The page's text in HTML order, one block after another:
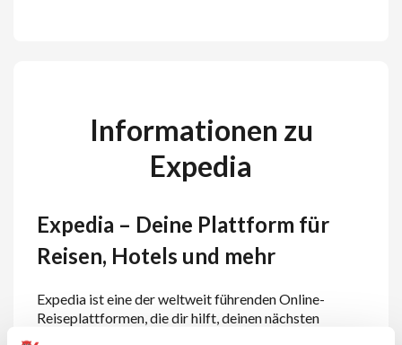
Informationen zu
Expedia
Expedia – Deine Plattform für
Reisen, Hotels und mehr
Expedia ist eine der weltweit führenden Online-
Reiseplattformen, die dir hilft, deinen nächsten